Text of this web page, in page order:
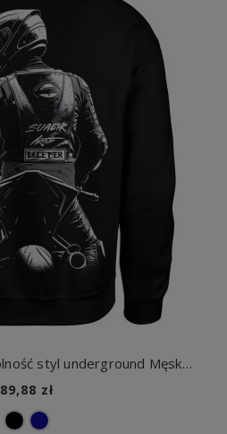
Motocyklista droga wolność styl underground Męska bluza
89,88 zł